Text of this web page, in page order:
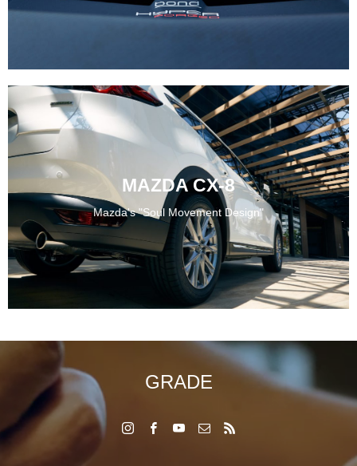
MAZDA CX-8
Mazda's "Soul Movement Design"
GRADE